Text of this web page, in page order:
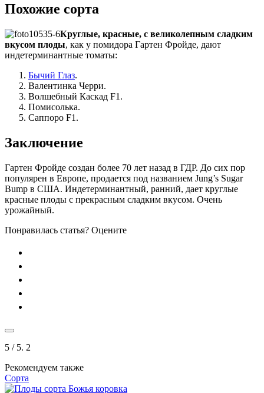
Похожие сорта
Круглые, красные, с великолепным сладким
вкусом плоды, как у помидора Гартен Фройде, дают
индетерминантные томаты:
Бычий Глаз.
Валентинка Черри.
Волшебный Каскад F1.
Помисолька.
Саппоро F1.
Заключение
Гартен Фройде создан более 70 лет назад в ГДР. До сих пор
популярен в Европе, продается под названием Jung’s Sugar
Bump в США. Индетерминантный, ранний, дает круглые
красные плоды с прекрасным сладким вкусом. Очень
урожайный.
Понравилась статья? Оцените
5 / 5. 2
Рекомендуем также
Сорта